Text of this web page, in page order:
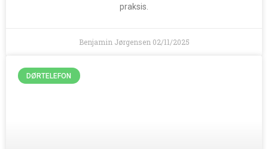
praksis.
Benjamin Jørgensen 02/11/2025
DØRTELEFON